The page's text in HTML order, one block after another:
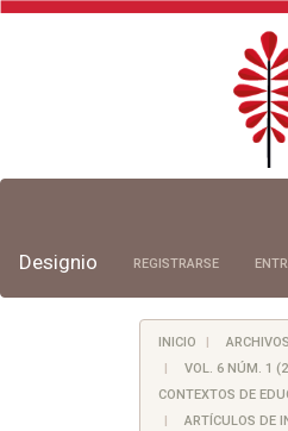
principal
Barra
lateral
Designio REGISTRARSE
INICIO
ARCHIVOS
VOL. 6 NÚM. 1
CONTEXTOS DE
ARTÍCULOS DE